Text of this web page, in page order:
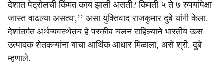
देशात पेट्रोलची किंमत काय झाली असती? किमती ५ ते ७ रुपयांपेक्षा
जास्त वाढल्या असत्या,’’ असा युक्तिवाद राजकुमार दुबे यांनी केला.
देशांतर्गत अर्थव्यवस्थेतच हे परकीय चलन राहिल्याने भारतीय ऊस
उत्पादक शेतकऱ्यांना याचा आर्थिक आधार मिळाला, असे श्री. दुबे
म्हणाले.